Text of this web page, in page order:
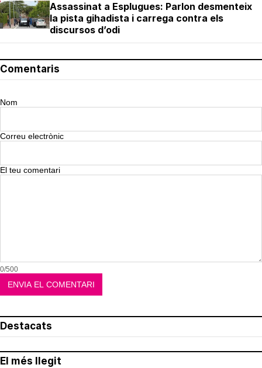
Assassinat a Esplugues: Parlon desmenteix
la pista gihadista i carrega contra els
discursos d’odi
Comentaris
Nom
Correu electrònic
El teu comentari
0/500
Destacats
El més llegit